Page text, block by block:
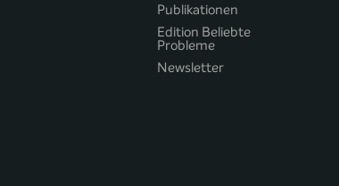
Publikationen
Edition Beliebte
Probleme
Newsletter